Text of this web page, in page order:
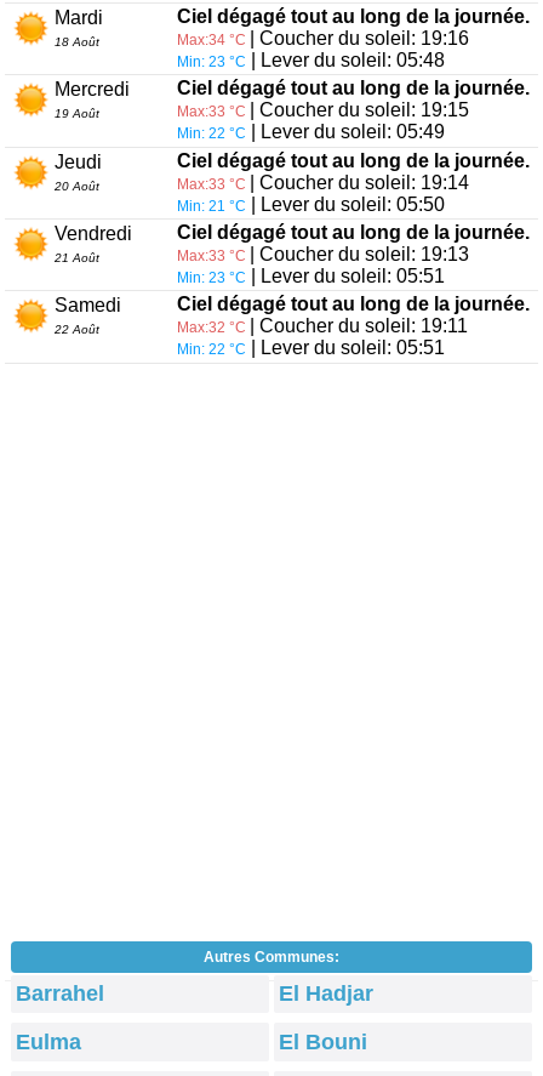
Mardi
18 Août
Ciel dégagé tout au long de la journée.
Max:34 °C | Coucher du soleil: 19:16
Min: 23 °C
| Lever du soleil: 05:48
Mercredi
19 Août
Ciel dégagé tout au long de la journée.
Max:33 °C | Coucher du soleil: 19:15
Min: 22 °C
| Lever du soleil: 05:49
Jeudi
20 Août
Ciel dégagé tout au long de la journée.
Max:33 °C | Coucher du soleil: 19:14
Min: 21 °C
| Lever du soleil: 05:50
Vendredi
21 Août
Ciel dégagé tout au long de la journée.
Max:33 °C | Coucher du soleil: 19:13
Min: 23 °C
| Lever du soleil: 05:51
Samedi
22 Août
Ciel dégagé tout au long de la journée.
Max:32 °C | Coucher du soleil: 19:11
Min: 22 °C | Lever du soleil: 05:51
Autres Communes:
Barrahel
El Hadjar
Eulma
El Bouni